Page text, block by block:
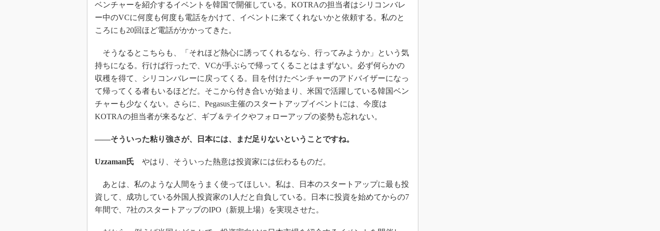
ベンチャーを紹介するイベントを韓国で開催している。KOTRAの担当者はシリコンバレ
ー中のVCに何度も何度も電話をかけて、イベントに来てくれないかと依頼する。私のと
ころにも20回ほど電話がかかってきた。
そうなるとこちらも、「それほど熱心に誘ってくれるなら、行ってみようか」という気
持ちになる。行けば行ったで、VCが手ぶらで帰ってくることはまずない。必ず何らかの
収穫を得て、シリコンバレーに戻ってくる。目を付けたベンチャーのアドバイザーになっ
て帰ってくる者もいるほどだ。そこから付き合いが始まり、米国で活躍している韓国ベン
チャーも少なくない。さらに、Pegasus主催のスタートアップイベントには、今度は
KOTRAの担当者が来るなど、ギブ＆テイクやフォローアップの姿勢も忘れない。
――そういった粘り強さが、日本には、まだ足りないということですね。
Uzzaman氏 やはり、そういった熱意は投資家には伝わるものだ。
あとは、私のような人間をうまく使ってほしい。私は、日本のスタートアップに最も投
資して、成功している外国人投資家の1人だと自負している。日本に投資を始めてからの7
年間で、7社のスタートアップのIPO（新規上場）を実現させた。